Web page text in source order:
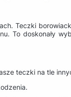
Teczki
To doskonały
teczki na tle